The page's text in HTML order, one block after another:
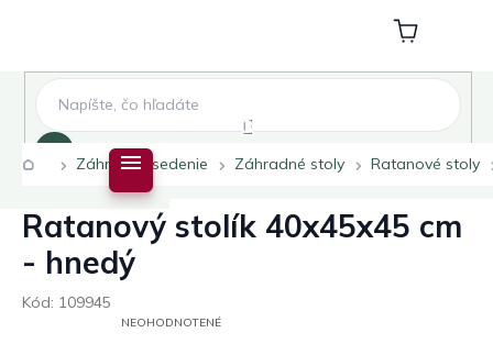
Nákupný
košík
DomovZáhradné sedenie Záhradné stoly Ratanové stoly
Ratanový stolík 40x45x45 cm
- hnedý
Kód: 109945
PRIEMERNÉNEOHODNOTENÉ